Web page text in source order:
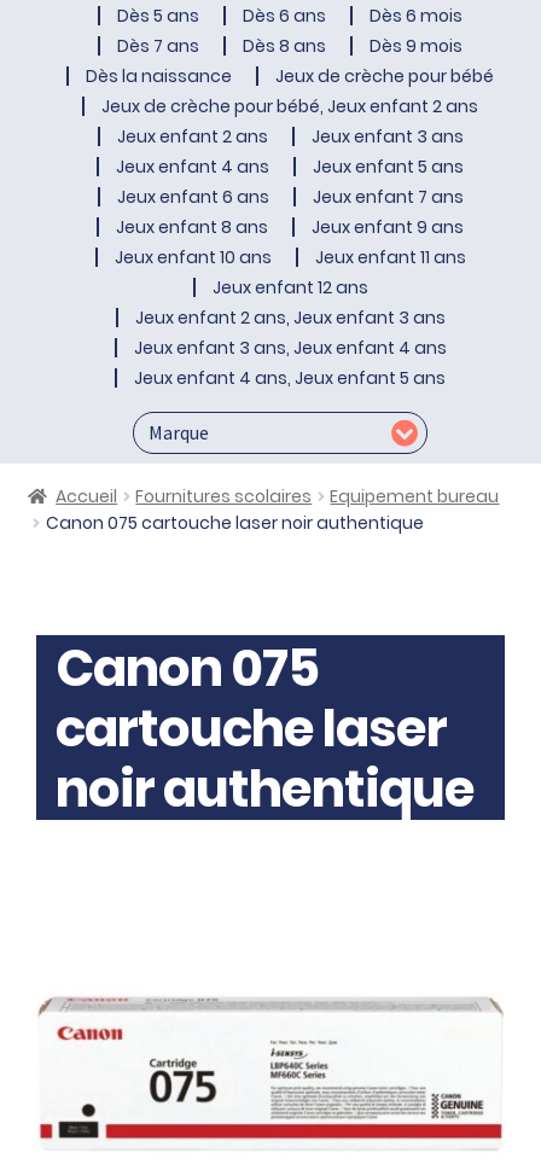
Dès 5 ans
Dès 6 ans
Dès 6 mois
Dès 7 ans
Dès 8 ans
Dès 9 mois
Dès la naissance
Jeux de crèche pour bébé
Jeux de crèche pour bébé, Jeux enfant 2 ans
Jeux enfant 2 ans
Jeux enfant 3 ans
Jeux enfant 4 ans
Jeux enfant 5 ans
Jeux enfant 6 ans
Jeux enfant 7 ans
Jeux enfant 8 ans
Jeux enfant 9 ans
Jeux enfant 10 ans
Jeux enfant 11 ans
Jeux enfant 12 ans
Jeux enfant 2 ans, Jeux enfant 3 ans
Jeux enfant 3 ans, Jeux enfant 4 ans
Jeux enfant 4 ans, Jeux enfant 5 ans
Accueil Fournitures scolaires
Equipement bureau
Canon 075 cartouche laser noir authentique
Canon 075
cartouche laser
noir authentique